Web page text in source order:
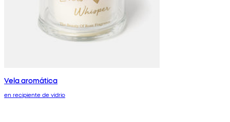
Vela aromática
en recipiente de vidrio